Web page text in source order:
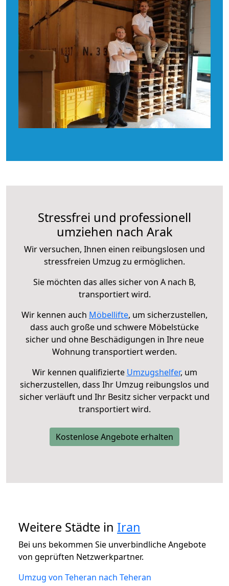
Stressfrei und professionell
umziehen nach Arak
Wir versuchen, Ihnen einen reibungslosen und
stressfreien Umzug zu ermöglichen.
Sie möchten das alles sicher von A nach B,
transportiert wird.
Wir kennen auch Möbellifte, um sicherzustellen,
dass auch große und schwere Möbelstücke
sicher und ohne Beschädigungen in Ihre neue
Wohnung transportiert werden.
Wir kennen qualifizierte Umzugshelfer, um
sicherzustellen, dass Ihr Umzug reibungslos und
sicher verläuft und Ihr Besitz sicher verpackt und
transportiert wird.
Kostenlose Angebote erhalten
Weitere Städte in Iran
Bei uns bekommen Sie unverbindliche Angebote
von geprüften Netzwerkpartner.
Umzug von Teheran nach Teheran